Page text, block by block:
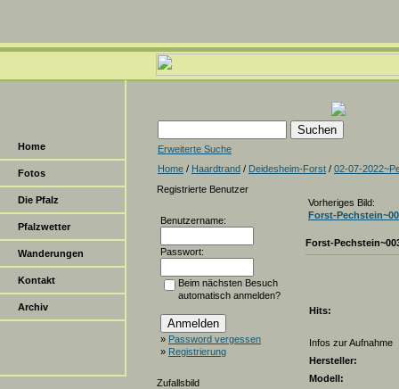
Home
Fotos
Die Pfalz
Pfalzwetter
Wanderungen
Kontakt
Archiv
Erweiterte Suche
Home / Haardtrand / Deidesheim-Forst / 02-07-
Registrierte Benutzer
Benutzername:
Passwort:
Beim nächsten Besuch
automatisch anmelden?
» Password vergessen
» Registrierung
Zufallsbild
Vorheriges Bild:
Forst-
Forst-
Hits:
Infos zur Aufnahme
Hersteller:
Modell: